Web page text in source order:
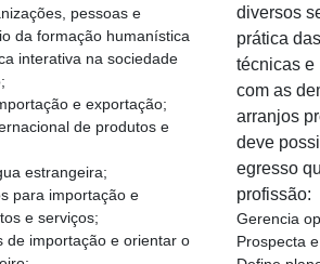
pessoas e
da formação humanística
interativa na sociedade
e exportação;
de produtos e
estrangeira;
para importação e
e serviços;
de importação e orientar o
diversos
prática
técnicas e
com as
arranjos
deve
egresso
profissão:
Gerencia
Prospecta